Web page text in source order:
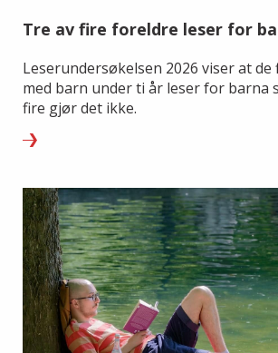
Tre av fire foreldre leser for
Leserundersøkelsen 2026 viser at
med barn under ti år leser for barna
fire gjør det ikke.